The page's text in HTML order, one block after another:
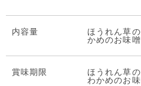
内容量
ほうれん草
かめのお味
賞味期限
ほうれん草
わかめのお